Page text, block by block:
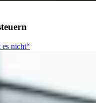
nicht“